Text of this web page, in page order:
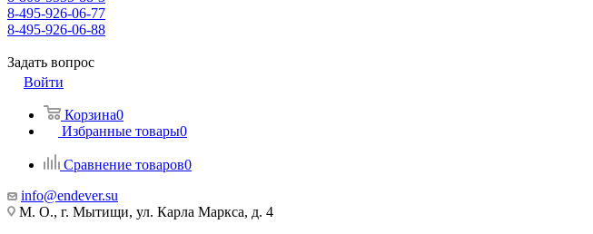
8-495-926-06-77
8-495-926-06-88
Задать вопрос
Войти
Корзина0
Избранные товары0
Сравнение товаров0
info@endever.su
М. О., г. Мытищи, ул. Карла Маркса, д. 4